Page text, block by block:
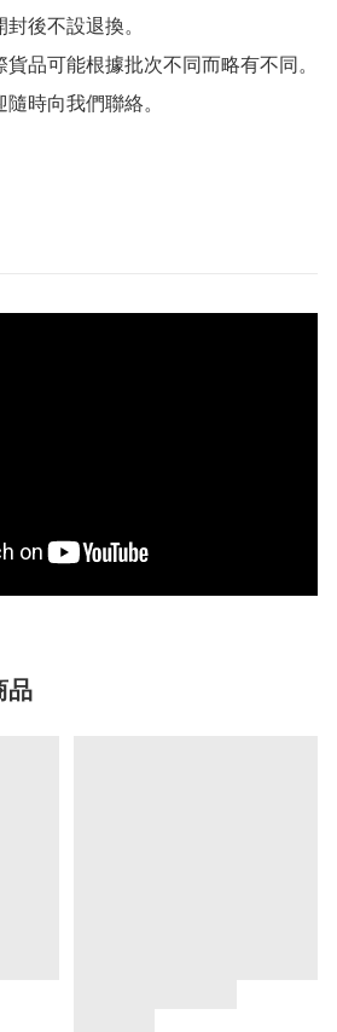
後不設退換。
品可能根據批次不同而略有不同。
時向我們聯絡。
品